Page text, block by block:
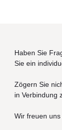
Haben Sie
Sie ein
Zögern Sie
in Verbindung
Wir freuen uns